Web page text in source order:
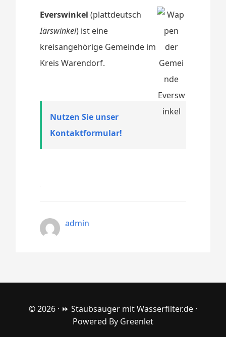
Everswinkel (plattdeutsch
Iärswinkel) ist eine
kreisangehörige Gemeinde im
Kreis Warendorf.
Nutzen Sie unser
Kontaktformular!
admin
© 2026 · ⏩ Staubsauger mit Wasserfilter.de ·
Powered By Greenlet